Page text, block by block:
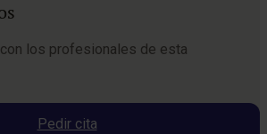
los profesionales de esta
Pedir cita